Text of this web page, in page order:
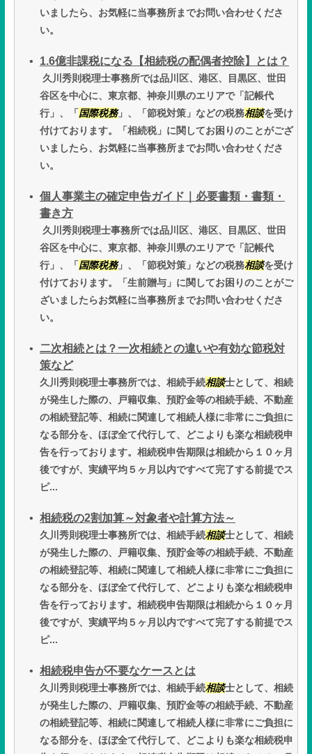
いましたら、お気軽に当事務所までお問い合わせくださ
い。
1.6億非課税になる【相続税の配偶者控除】とは？
久川秀則税理士事務所では品川区、港区、目黒区、世田
谷区を中心に、東京都、神奈川県のエリアで「記帳代
行」、「 国際税務」、「節税対策」などの税務相談を受け
付けております。「相続税」に関してお困りのことがござ
いましたら、お気軽に当事務所までお問い合わせくださ
い。
個人事業主の確定申告ガイド｜必要書類・書類・
書き方
久川秀則税理士事務所では品川区、港区、目黒区、世田
谷区を中心に、東京都、神奈川県のエリアで「記帳代
行」、「 国際税務」、「節税対策」などの税務相談を受け
付けております。「生前贈与」に関してお困りのことがご
ざいましたらお気軽に当事務所までお問い合わせくださ
い。
二次相続とは？一次相続との違いや有効な節税対
策など
久川秀則税理士事務所では、相続手続相談士として、相続
が発生した際の、戸籍収集、預貯金等の相続手続、不動産
の相続登記等、相続に関連して相続人様に非常にご負担に
なる部分を、ほぼ全て代行して、どこよりも楽な相続税申
告を行っております。相続税申告期限は相続から１０ヶ月
後ですが、実績平均５ヶ月以内ですべて完了する前提でス
ピ...
相続税の2割加算～対象者や計算方法～
久川秀則税理士事務所では、相続手続相談士として、相続
が発生した際の、戸籍収集、預貯金等の相続手続、不動産
の相続登記等、相続に関連して相続人様に非常にご負担に
なる部分を、ほぼ全て代行して、どこよりも楽な相続税申
告を行っております。相続税申告期限は相続から１０ヶ月
後ですが、実績平均５ヶ月以内ですべて完了する前提でス
ピ...
相続税申告が不要なケースとは
久川秀則税理士事務所では、相続手続相談士として、相続
が発生した際の、戸籍収集、預貯金等の相続手続、不動産
の相続登記等、相続に関連して相続人様に非常にご負担に
なる部分を、ほぼ全て代行して、どこよりも楽な相続税申